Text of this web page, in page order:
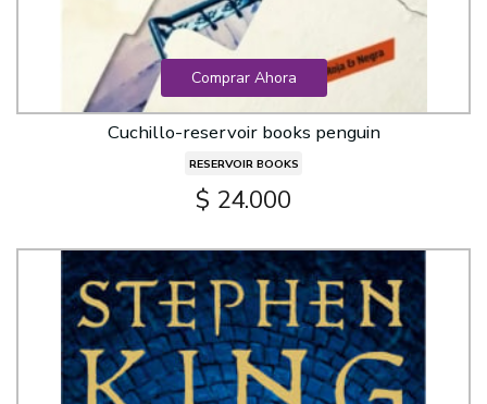
Comprar Ahora
Cuchillo-reservoir books penguin
RESERVOIR BOOKS
$ 24.000